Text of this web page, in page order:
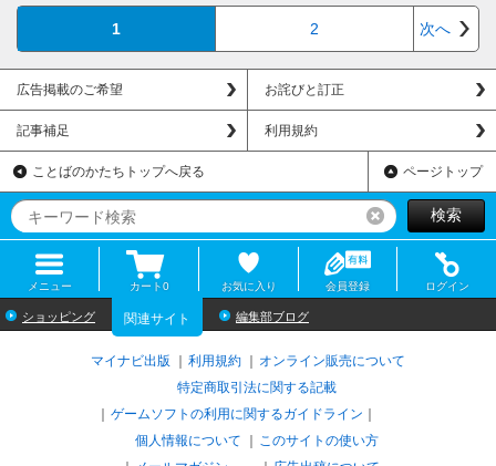
1 2 次へ
広告掲載のご希望 お詫びと訂正
記事補足 利用規約
ことばのかたちトップへ戻る ページトップ
リセット検索
メニュー カート0 お気に入り 会員登録 ログイン
ショッピング 関連サイト 編集部ブログ
マイナビ出版 利用規約
オンライン販売について
特定商取引法に関する記載
ゲームソフトの利用に関するガイドライン
個人情報について
このサイトの使い方